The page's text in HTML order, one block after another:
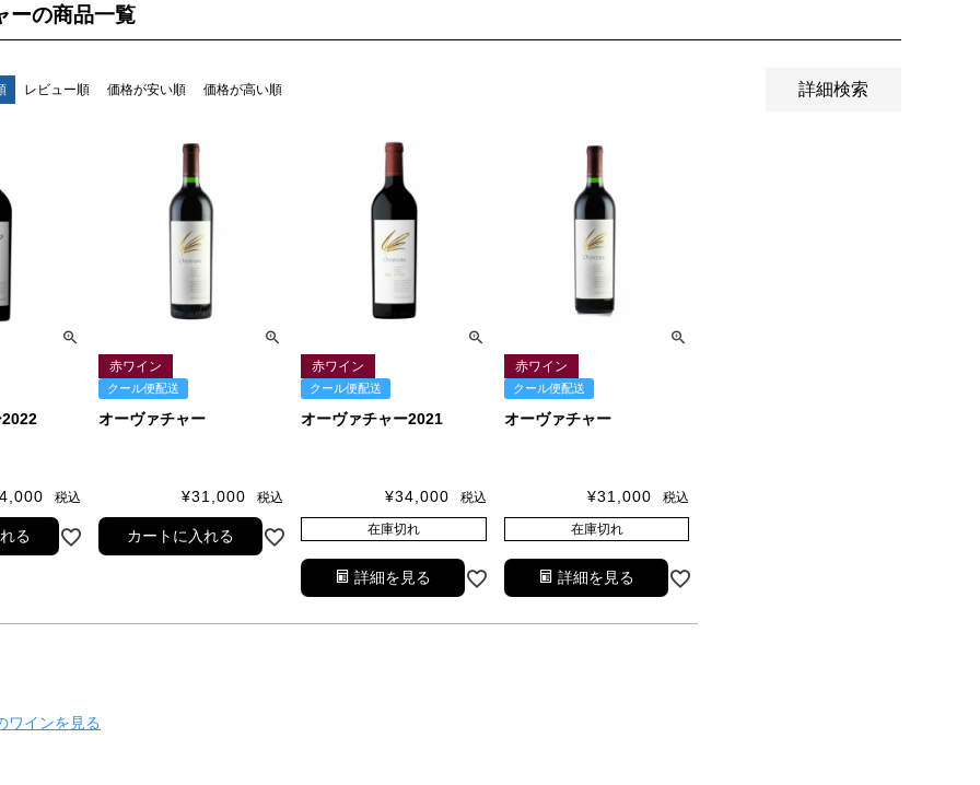
ーの商品一覧
レビュー順 価格が安い順 価格が高い順 詳細検索
税込
る
オーヴァチャー
赤ワイン
クール便配送
¥31,000 税込
カートに入れる
オーヴァチャー2021
赤ワイン
クール便配送
¥34,000 税込
在庫切れ
詳細を見る
オーヴァチャー
赤ワイン
クール便配送
¥31,000 税込
在庫切れ
詳細を見る
ワインを見る